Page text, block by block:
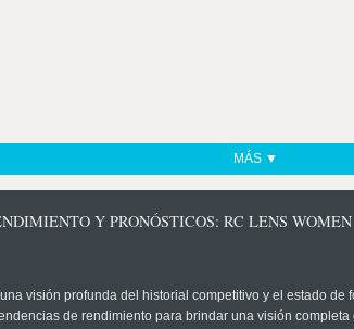
MÁS ▼
Y PRONÓSTICOS: RC LENS WOMEN
visión profunda del historial competitivo y el estado de
de rendimiento para brindar una visión completa